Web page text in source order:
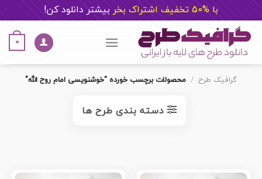
با %50 تخفیف اشتراک بخر بیشتر دانلود کن!
content
0
گرافیک طرح / محصولات برچسب خورده “خوشنویسی امام روح الله”
دسته بندی طرح ها